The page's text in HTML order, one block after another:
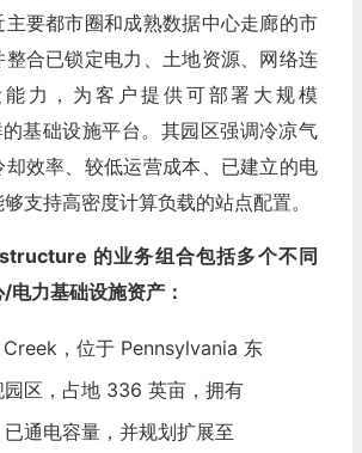
要都市圈和成熟数据中心走廊的市
合已锁定电力、土地资源、网络连
力，为客户提供可部署大规模
基础设施平台。其园区强调冷凉气
效率、较低运营成本、已建立的电
支持高密度计算负载的站点配置。
的业务组合包括多个不同
电力基础设施资产：
，位于 Pennsylvania 东
园区，占地 336 英亩，拥有
通电容量，并规划扩展至